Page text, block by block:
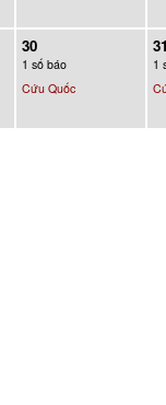
30
1 số báo
Cứu Quốc
1